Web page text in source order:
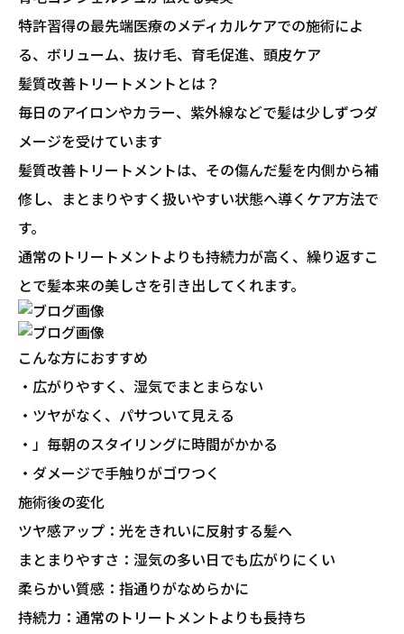
特許習得の最先端医療のメディカルケアでの施術によ
る、ボリューム、抜け毛、育毛促進、頭皮ケア
髪質改善トリートメントとは？
毎日のアイロンやカラー、紫外線などで髪は少しずつダ
メージを受けています
髪質改善トリートメントは、その傷んだ髪を内側から補
修し、まとまりやすく扱いやすい状態へ導くケア方法で
す。
通常のトリートメントよりも持続力が高く、繰り返すこ
とで髪本来の美しさを引き出してくれます。
こんな方におすすめ
・広がりやすく、湿気でまとまらない
・ツヤがなく、パサついて見える
・」毎朝のスタイリングに時間がかかる
・ダメージで手触りがゴワつく
施術後の変化
ツヤ感アップ：光をきれいに反射する髪へ
まとまりやすさ：湿気の多い日でも広がりにくい
柔らかい質感：指通りがなめらかに
持続力：通常のトリートメントよりも長持ち